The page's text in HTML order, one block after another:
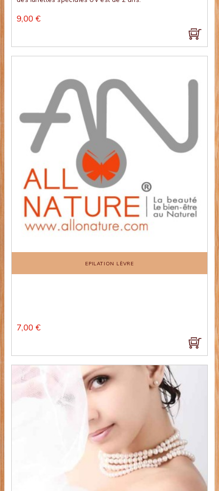
9,00 €
EPILATION LÈVRE
7,00 €